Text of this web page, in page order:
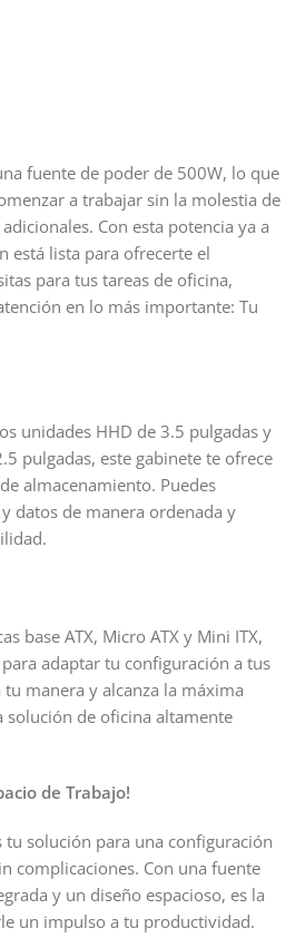
fuente de poder de 500W, lo que
a trabajar sin la molestia de
Con esta potencia ya a
está lista para ofrecerte el
para tus tareas de oficina,
en lo más importante: Tu
unidades HHD de 3.5 pulgadas y
pulgadas, este gabinete te ofrece
almacenamiento. Puedes
datos de manera ordenada y
base ATX, Micro ATX y Mini ITX,
adaptar tu configuración a tus
tu manera y alcanza la máxima
solución de oficina altamente
de Trabajo!
tu solución para una configuración
complicaciones. Con una fuente
y un diseño espacioso, es la
un impulso a tu productividad.